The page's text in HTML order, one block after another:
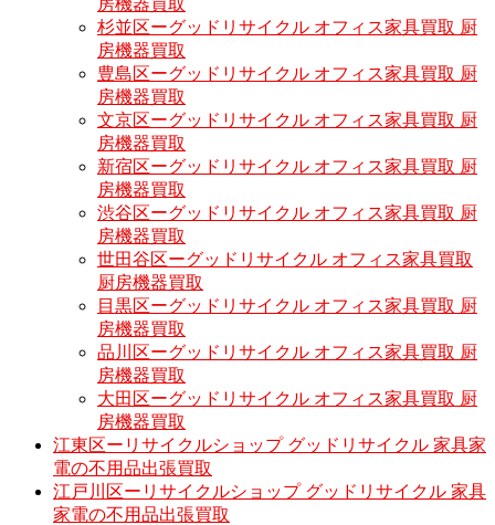
杉並区ーグッドリサイクル オフィス家具買取 厨
房機器買取
豊島区ーグッドリサイクル オフィス家具買取 厨
房機器買取
文京区ーグッドリサイクル オフィス家具買取 厨
房機器買取
新宿区ーグッドリサイクル オフィス家具買取 厨
房機器買取
渋谷区ーグッドリサイクル オフィス家具買取 厨
房機器買取
世田谷区ーグッドリサイクル オフィス家具買取
厨房機器買取
目黒区ーグッドリサイクル オフィス家具買取 厨
房機器買取
品川区ーグッドリサイクル オフィス家具買取 厨
房機器買取
大田区ーグッドリサイクル オフィス家具買取 厨
房機器買取
江東区ーリサイクルショップ グッドリサイクル 家具家
電の不用品出張買取
江戸川区ーリサイクルショップ グッドリサイクル 家具
家電の不用品出張買取